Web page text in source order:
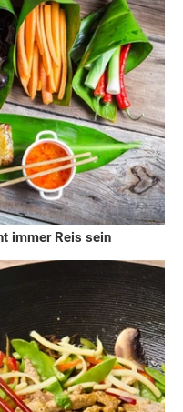
immer Reis sein